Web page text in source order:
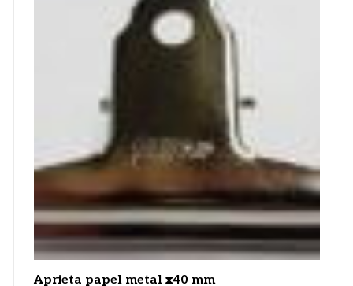
Aprieta papel metal x40 mm